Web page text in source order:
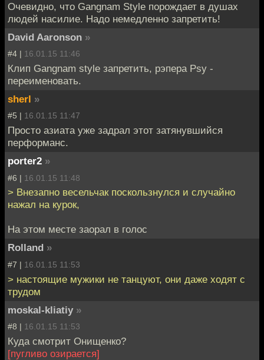
Очевидно, что Gangnam Style порождает в душах
людей насилие. Надо немедленно запретить!
David Aaronson »
#4 | 16.01.15 11:46
Клип Gangnam style запретить, рэпера Psy -
переименовать.
sherl »
#5 | 16.01.15 11:47
Просто азиата уже задрал этот затянувшийся
перформанс.
porter2 »
#6 | 16.01.15 11:48
> Внезапно весельчак поскользнулся и случайно
нажал на курок,
На этом месте заорал в голос
Rolland »
#7 | 16.01.15 11:53
> настоящие мужики не танцуют, они даже ходят с
трудом
moskal-kliatiy »
#8 | 16.01.15 11:53
Куда смотрит Онищенко?
[пугливо озирается]